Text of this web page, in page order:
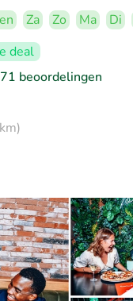
Za Zo Ma Di
deal
beoordelingen